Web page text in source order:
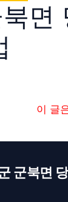
면
이 글
군북면